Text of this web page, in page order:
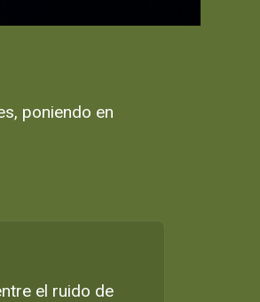
poniendo en
el ruido de